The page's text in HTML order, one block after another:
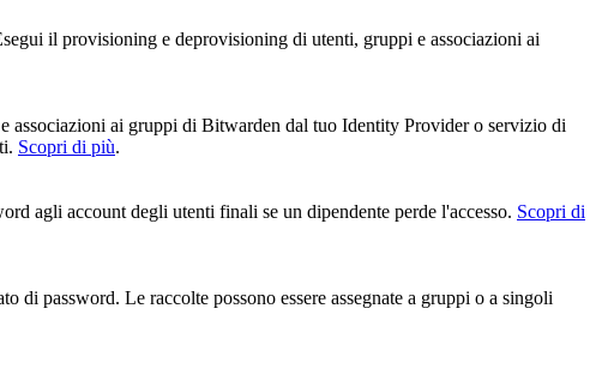
il provisioning e deprovisioning di utenti, gruppi e associazioni ai
ai gruppi di Bitwarden dal tuo Identity Provider o servizio di
Scopri di più.
agli account degli utenti finali se un dipendente perde l'accesso. Scopri di
password. Le raccolte possono essere assegnate a gruppi o a singoli